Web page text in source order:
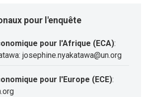
pour l'enquête
pour l'Afrique (ECA):
josephine.nyakatawa@un.org
pour l'Europe (ECE):